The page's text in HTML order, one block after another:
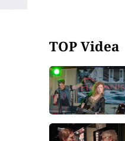
TOP Videa